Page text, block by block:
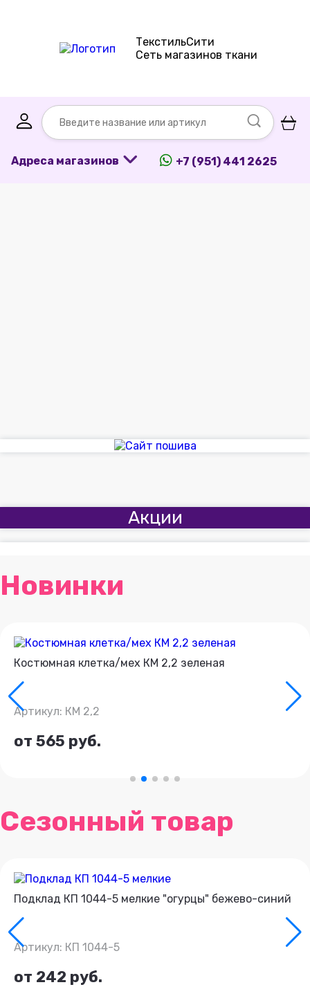
ТекстильСити
Сеть магазинов ткани
Адреса магазинов +7 (951) 441 2625
Акции
Новинки
Костюмная клетка/мех КМ 2,2 зеленая
Артикул: КМ 2,2
от 565 руб.
Сезонный товар
Подклад КП 1044-5 мелкие "огурцы" бежево-синий
Артикул: КП 1044-5
от 242 руб.